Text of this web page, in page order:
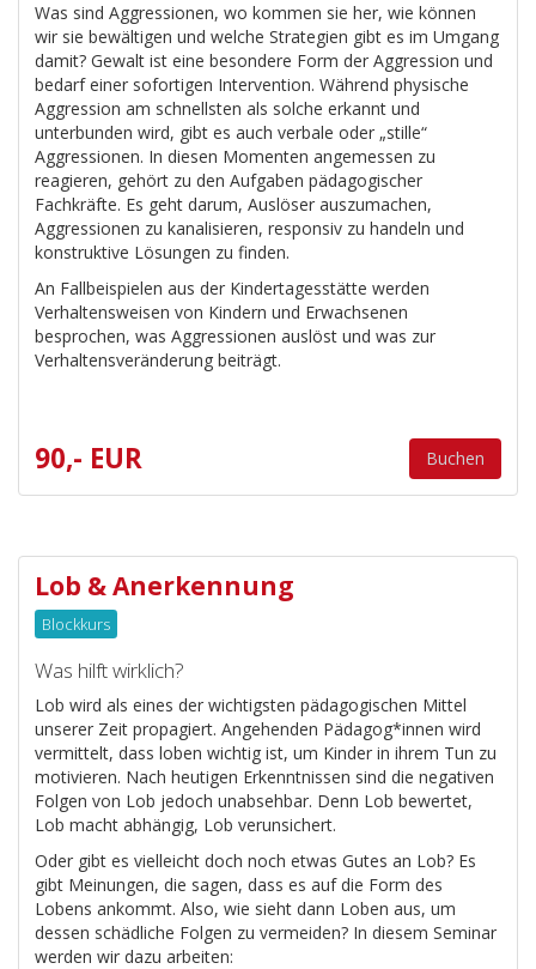
Was sind Aggressionen, wo kommen sie her, wie können
wir sie bewältigen und welche Strategien gibt es im Umgang
damit? Gewalt ist eine besondere Form der Aggression und
bedarf einer sofortigen Intervention. Während physische
Aggression am schnellsten als solche erkannt und
unterbunden wird, gibt es auch verbale oder „stille“
Aggressionen. In diesen Momenten angemessen zu
reagieren, gehört zu den Aufgaben pädagogischer
Fachkräfte. Es geht darum, Auslöser auszumachen,
Aggressionen zu kanalisieren, responsiv zu handeln und
konstruktive Lösungen zu finden.
An Fallbeispielen aus der Kindertagesstätte werden
Verhaltensweisen von Kindern und Erwachsenen
besprochen, was Aggressionen auslöst und was zur
Verhaltensveränderung beiträgt.
90,- EUR Buchen
Lob & Anerkennung
Blockkurs
Was hilft wirklich?
Lob wird als eines der wichtigsten pädagogischen Mittel
unserer Zeit propagiert. Angehenden Pädagog*innen wird
vermittelt, dass loben wichtig ist, um Kinder in ihrem Tun zu
motivieren. Nach heutigen Erkenntnissen sind die negativen
Folgen von Lob jedoch unabsehbar. Denn Lob bewertet,
Lob macht abhängig, Lob verunsichert.
Oder gibt es vielleicht doch noch etwas Gutes an Lob? Es
gibt Meinungen, die sagen, dass es auf die Form des
Lobens ankommt. Also, wie sieht dann Loben aus, um
dessen schädliche Folgen zu vermeiden? In diesem Seminar
werden wir dazu arbeiten: